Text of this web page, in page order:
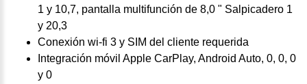
1 y 10,7, pantalla multifunción de 8,0 " Salpicadero 1
y 20,3
Conexión wi-fi 3 y SIM del cliente requerida
Integración móvil Apple CarPlay, Android Auto, 0, 0, 0
y 0